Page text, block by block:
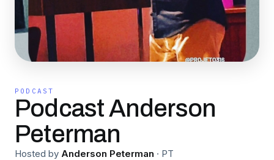
PODCAST
Podcast Anderson
Peterman
Hosted by Anderson Peterman · PT